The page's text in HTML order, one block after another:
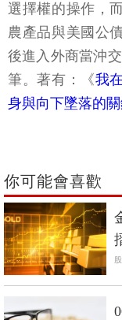
選擇權的操作，
農產品與美國公
後進入外商當沖
筆。著有：《我
身與向下墜落的
你可能會喜歡